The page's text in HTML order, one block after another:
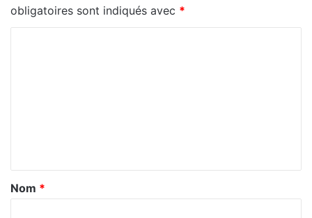
obligatoires sont indiqués avec *
a
Nom *